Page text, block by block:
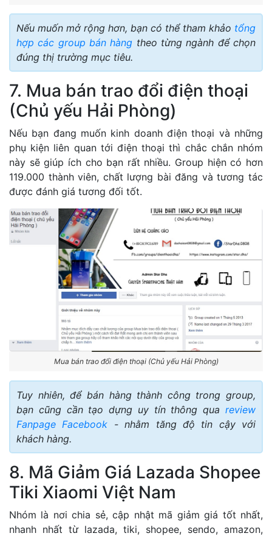
Nếu muốn mở rộng hơn, bạn có thể tham khảo tổng
hợp các group bán hàng theo từng ngành để chọn
đúng thị trường mục tiêu.
7. Mua bán trao đổi điện thoại
(Chủ yếu Hải Phòng)
Nếu bạn đang muốn kinh doanh điện thoại và những
phụ kiện liên quan tới điện thoại thì chắc chắn nhóm
này sẽ giúp ích cho bạn rất nhiều. Group hiện có hơn
119.000 thành viên, chất lượng bài đăng và tương tác
được đánh giá tương đối tốt.
Mua bán trao đổi điện thoại (Chủ yếu Hải Phòng)
Tuy nhiên, để bán hàng thành công trong group,
bạn cũng cần tạo dựng uy tín thông qua review
Fanpage Facebook - nhằm tăng độ tin cậy với
khách hàng.
8. Mã Giảm Giá Lazada Shopee
Tiki Xiaomi Việt Nam
Nhóm là nơi chia sẻ, cập nhật mã giảm giá tốt nhất,
nhanh nhất từ lazada, tiki, shopee, sendo, amazon,